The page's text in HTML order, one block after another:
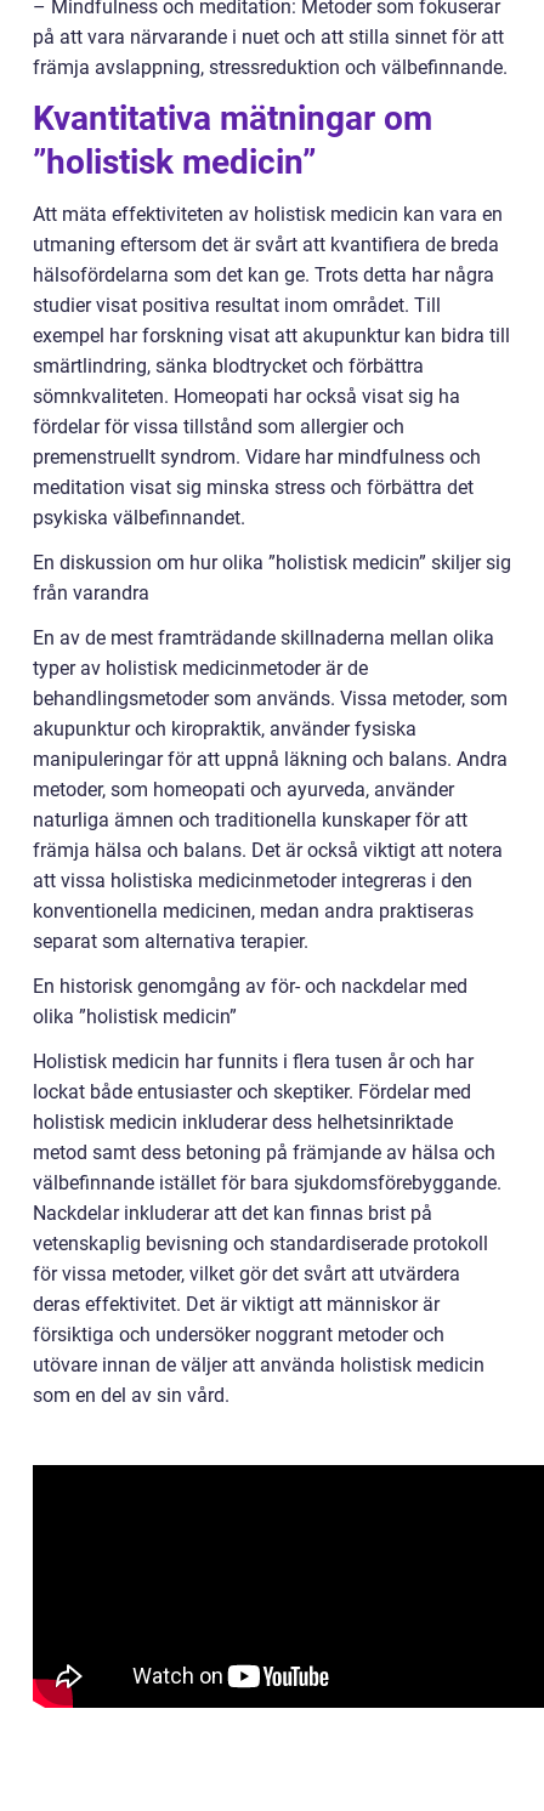
– Mindfulness och meditation: Metoder som fokuserar
på att vara närvarande i nuet och att stilla sinnet för att
främja avslappning, stressreduktion och välbefinnande.
Kvantitativa mätningar om
”holistisk medicin”
Att mäta effektiviteten av holistisk medicin kan vara en
utmaning eftersom det är svårt att kvantifiera de breda
hälsofördelarna som det kan ge. Trots detta har några
studier visat positiva resultat inom området. Till
exempel har forskning visat att akupunktur kan bidra till
smärtlindring, sänka blodtrycket och förbättra
sömnkvaliteten. Homeopati har också visat sig ha
fördelar för vissa tillstånd som allergier och
premenstruellt syndrom. Vidare har mindfulness och
meditation visat sig minska stress och förbättra det
psykiska välbefinnandet.
En diskussion om hur olika ”holistisk medicin” skiljer sig
från varandra
En av de mest framträdande skillnaderna mellan olika
typer av holistisk medicinmetoder är de
behandlingsmetoder som används. Vissa metoder, som
akupunktur och kiropraktik, använder fysiska
manipuleringar för att uppnå läkning och balans. Andra
metoder, som homeopati och ayurveda, använder
naturliga ämnen och traditionella kunskaper för att
främja hälsa och balans. Det är också viktigt att notera
att vissa holistiska medicinmetoder integreras i den
konventionella medicinen, medan andra praktiseras
separat som alternativa terapier.
En historisk genomgång av för- och nackdelar med
olika ”holistisk medicin”
Holistisk medicin har funnits i flera tusen år och har
lockat både entusiaster och skeptiker. Fördelar med
holistisk medicin inkluderar dess helhetsinriktade
metod samt dess betoning på främjande av hälsa och
välbefinnande istället för bara sjukdomsförebyggande.
Nackdelar inkluderar att det kan finnas brist på
vetenskaplig bevisning och standardiserade protokoll
för vissa metoder, vilket gör det svårt att utvärdera
deras effektivitet. Det är viktigt att människor är
försiktiga och undersöker noggrant metoder och
utövare innan de väljer att använda holistisk medicin
som en del av sin vård.